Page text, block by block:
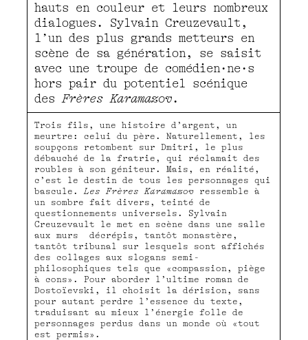
hauts en couleur et leurs nombreux
dialogues. Sylvain Creuzevault,
l’un des plus grands metteurs en
scène de sa génération, se saisit
avec une troupe de comédien·ne·s
hors pair du potentiel scénique
desFrères Karamazov.
Trois fils, une histoire d’argent, un
meurtre: celui du père. Naturellement, les
soupçons retombent sur Dmitri, le plus
débauché de la fratrie, qui réclamait des
roubles à son géniteur. Mais, en réalité,
c’est le destin de tous les personnages qui
bascule.Les Frères Karamazov ressemble à
un sombre fait divers, teinté de
questionnements universels. Sylvain
Creuzevault le met en scène dans une salle
aux murs décrépis, tantôt monastère,
tantôt tribunal sur lesquels sont affichés
des collages aux slogans semi-
philosophiques tels que «compassion, piège
à cons». Pour aborder l’ultime roman de
Dostoïevski, il choisit la dérision, sans
pour autant perdre l’essence du texte,
traduisant au mieux l’énergie folle de
personnages perdus dans un monde où «tout
est permis».